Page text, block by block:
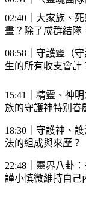
02:40｜大家族、
畫？除了成群結隊
08:58｜守護靈（
生的所有收支會計
15:41｜精靈、神
族的守護神特別眷
18:30｜守護神、
法的組成與來歷？
22:48｜靈界八卦
謹小慎微維持自己